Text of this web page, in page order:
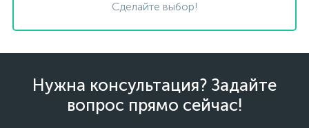
Сделайте выбор!
Нужна консультация? Задайте
вопрос прямо сейчас!